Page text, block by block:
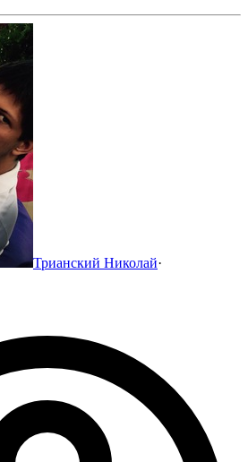
Трианский Николай·